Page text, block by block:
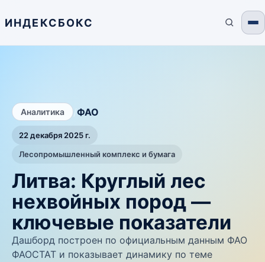
ИНДЕКСБОКС
Аналитика ФАО
22 декабря 2025 г.
Лесопромышленный комплекс и бумага
Литва: Круглый лес
нехвойных пород —
ключевые показатели
Дашборд построен по официальным данным ФАО
ФАОСТАТ и показывает динамику по теме